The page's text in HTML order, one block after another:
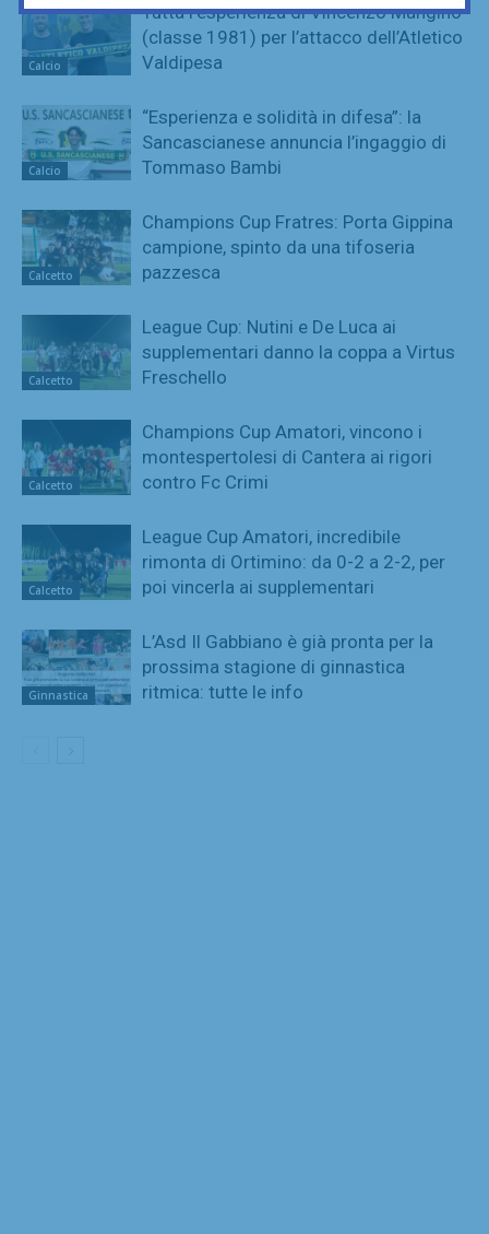
Calcio
Tutta l’esperienza di Vincenzo Mangino
(classe 1981) per l’attacco dell’Atletico
Valdipesa
Calcio
“Esperienza e solidità in difesa”: la
Sancascianese annuncia l’ingaggio di
Tommaso Bambi
Calcetto
Champions Cup Fratres: Porta Gippina
campione, spinto da una tifoseria
pazzesca
Calcetto
League Cup: Nutini e De Luca ai
supplementari danno la coppa a Virtus
Freschello
Calcetto
Champions Cup Amatori, vincono i
montespertolesi di Cantera ai rigori
contro Fc Crimi
Calcetto
League Cup Amatori, incredibile
rimonta di Ortimino: da 0-2 a 2-2, per
poi vincerla ai supplementari
Ginnastica
L’Asd Il Gabbiano è già pronta per la
prossima stagione di ginnastica
ritmica: tutte le info